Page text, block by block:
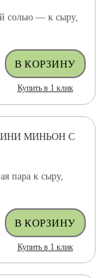
солью — к сыру,
Купить в 1 клик
МИНЬОН С
пара к сыру,
Купить в 1 клик